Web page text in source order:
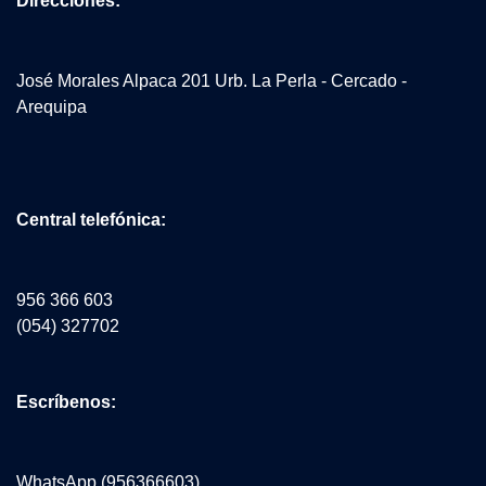
José Morales Alpaca 201 Urb. La Perla - Cercado -
Arequipa
Central telefónica:
956 366 603
(054) 327702
Escríbenos:
WhatsApp (956366603)